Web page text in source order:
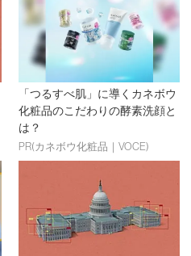
「つるすべ肌」に導くカネボウ
化粧品のこだわりの酵素洗顔と
は？
PR(カネボウ化粧品｜VOCE)